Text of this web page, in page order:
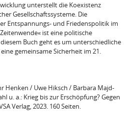
unterstellt die Koexistenz
Gesellschaftssysteme. Die
Entspannungs- und Friedenspolitik im
ist eine politische
diesem Buch geht es um unterschiedliche
gemeinsame Sicherheit im 21.
Henken / Uwe Hiksch / Barbara Majd-
u. a.: Krieg bis zur Erschöpfung? Gegen
Verlag, 2023. 160 Seiten.